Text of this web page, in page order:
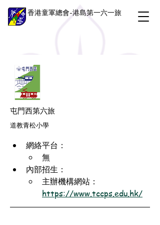
香港童軍總會-港島第一六一旅
屯門西第六旅
道教青松小學
網絡平台：
無
內部招生：
主辦機構網站：
https://www.tccps.edu.hk/